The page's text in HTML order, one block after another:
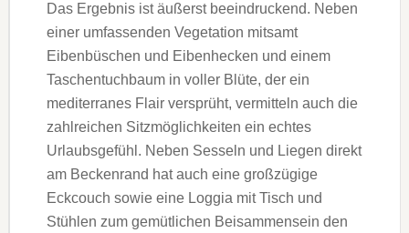
Das Ergebnis ist äußerst beeindruckend. Neben
einer umfassenden Vegetation mitsamt
Eibenbüschen und Eibenhecken und einem
Taschentuchbaum in voller Blüte, der ein
mediterranes Flair versprüht, vermitteln auch die
zahlreichen Sitzmöglichkeiten ein echtes
Urlaubsgefühl. Neben Sesseln und Liegen direkt
am Beckenrand hat auch eine großzügige
Eckcouch sowie eine Loggia mit Tisch und
Stühlen zum gemütlichen Beisammensein den